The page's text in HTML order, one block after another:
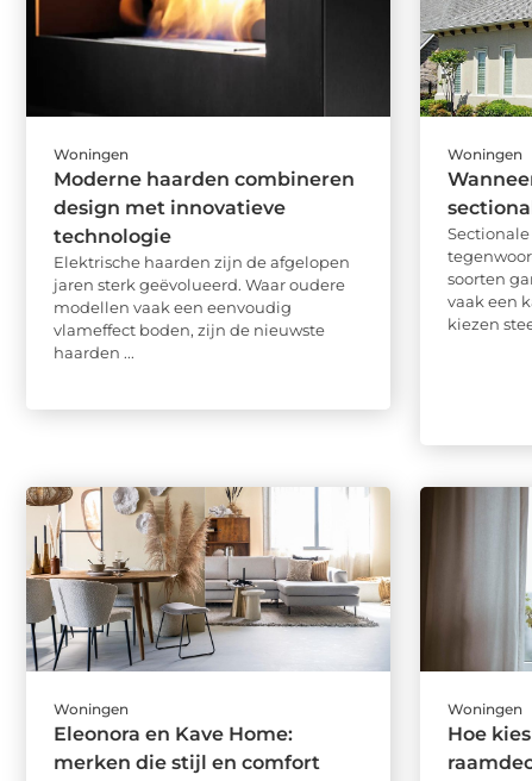
Woningen
Moderne haarden combineren
design met innovatieve
technologie
Elektrische haarden zijn de afgelopen
jaren sterk geëvolueerd. Waar oudere
modellen vaak een eenvoudig
vlameffect boden, zijn de nieuwste
haarden ...
Woningen
soorten
vaak een
kiezen
Woningen
Eleonora en Kave Home:
merken die stijl en comfort
Woningen
Hoe